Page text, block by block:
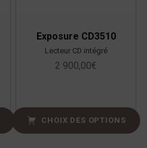
Exposure CD3510
Lecteur CD intégré
2 900,00€
CHOIX DES OPTIONS